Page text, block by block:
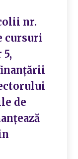
nr.
cursuri
de